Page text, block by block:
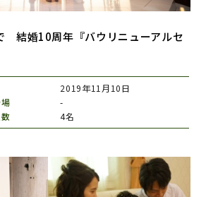
結婚10周年『バウリニューアルセ
2019年11月10日
-
4名